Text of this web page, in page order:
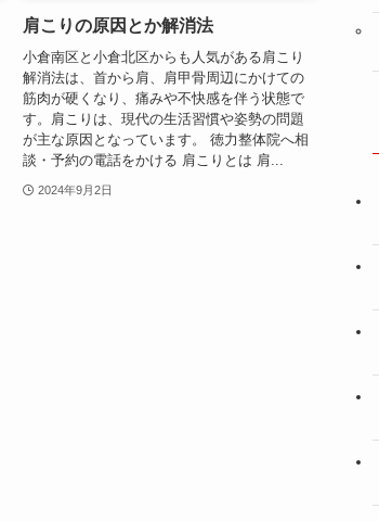
肩こりの原因とか解消法
小倉南区と小倉北区からも人気がある肩こり
解消法は、首から肩、肩甲骨周辺にかけての
筋肉が硬くなり、痛みや不快感を伴う状態で
す。肩こりは、現代の生活習慣や姿勢の問題
が主な原因となっています。 徳力整体院へ相
談・予約の電話をかける 肩こりとは 肩...
2024年9月2日